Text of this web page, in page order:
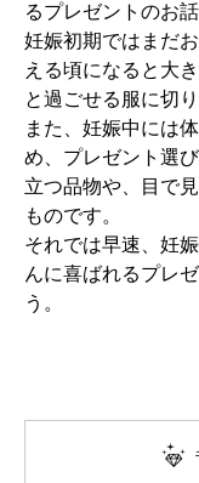
るプレゼントのお話
妊娠初期ではまだ
える頃になると大
と過ごせる服に切
また、妊娠中には
め、プレゼント選
立つ品物や、目で
ものです。
それでは早速、妊
んに喜ばれるプレ
う。